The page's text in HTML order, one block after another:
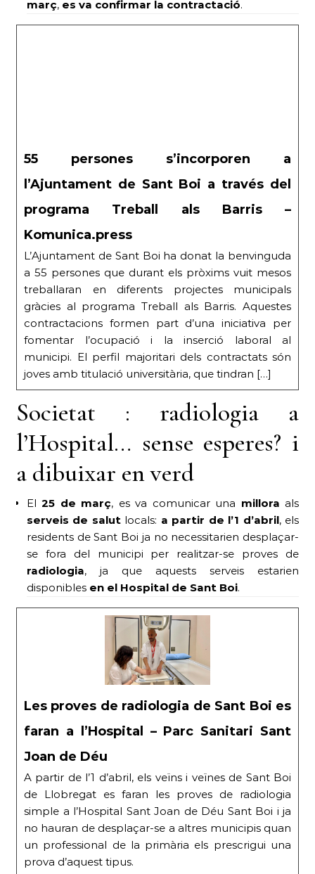
març, es va confirmar la contractació.
55 persones s’incorporen a
l’Ajuntament de Sant Boi a través del
programa Treball als Barris –
Komunica.press
L’Ajuntament de Sant Boi ha donat la benvinguda
a 55 persones que durant els pròxims vuit mesos
treballaran en diferents projectes municipals
gràcies al programa Treball als Barris. Aquestes
contractacions formen part d’una iniciativa per
fomentar l’ocupació i la inserció laboral al
municipi. El perfil majoritari dels contractats són
joves amb titulació universitària, que tindran […]
Societat : radiologia a
l’Hospital… sense esperes? i
a dibuixar en verd
El25 de març, es va comunicar una milloraals
serveis de salutlocals: a partir de l’1 d’abril, els
residents de Sant Boi ja no necessitarien desplaçar-
se fora del municipi per realitzar-se proves de
radiologia, ja que aquests serveis estarien
disponibles en el Hospital de Sant Boi.
Les proves de radiologia de Sant Boi es
faran a l’Hospital – Parc Sanitari Sant
Joan de Déu
A partir de l’1 d’abril, els veïns i veïnes de Sant Boi
de Llobregat es faran les proves de radiologia
simple a l’Hospital Sant Joan de Déu Sant Boi i ja
no hauran de desplaçar-se a altres municipis quan
un professional de la primària els prescrigui una
prova d’aquest tipus.